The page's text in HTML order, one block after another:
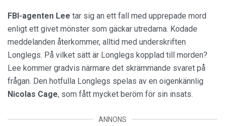
FBI-agenten Lee tar sig an ett fall med upprepade mord
enligt ett givet mönster som gäckar utredarna. Kodade
meddelanden återkommer, alltid med underskriften
Longlegs. På vilket sätt är Longlegs kopplad till morden?
Lee kommer gradvis närmare det skrämmande svaret på
frågan. Den hotfulla Longlegs spelas av en oigenkännlig
Nicolas Cage, som fått mycket beröm för sin insats.
ANNONS